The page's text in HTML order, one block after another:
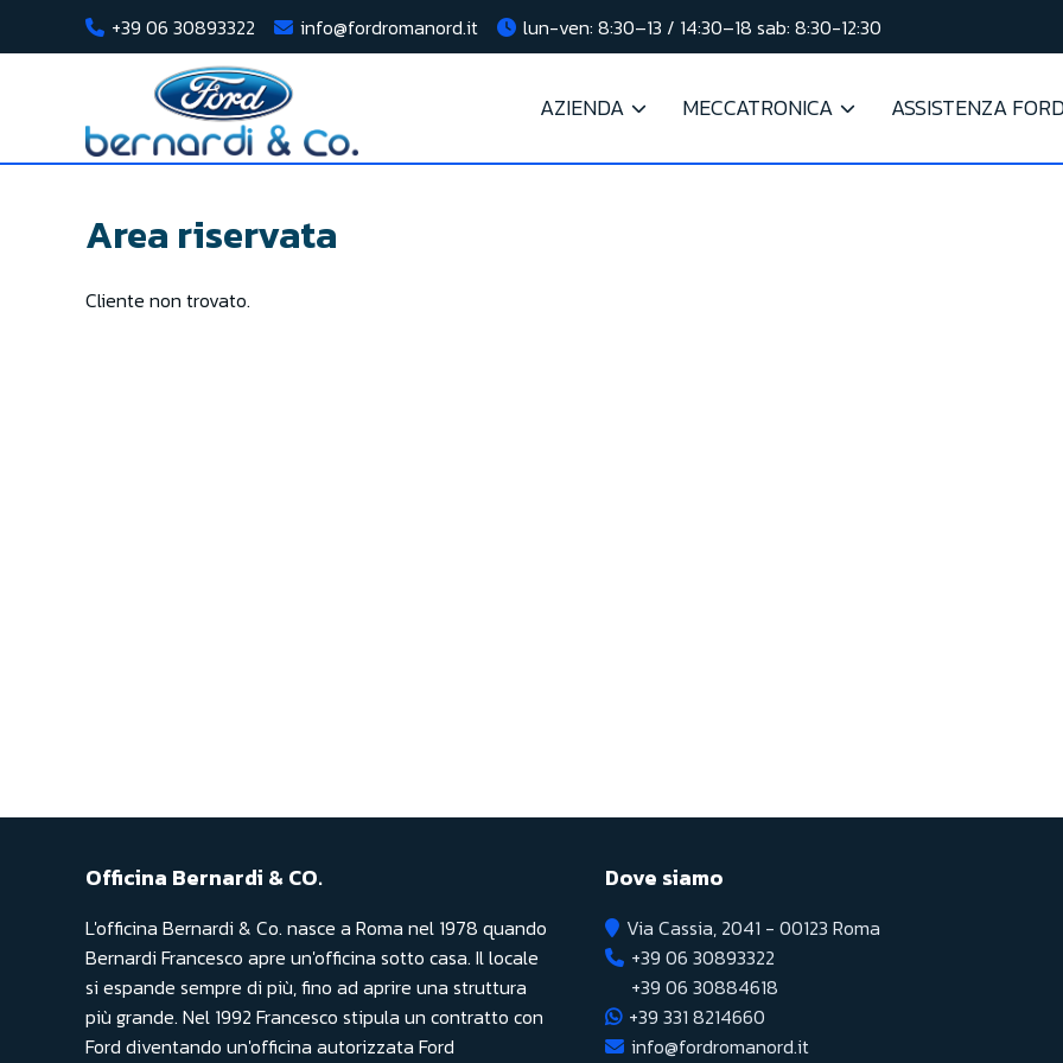
+39 06 30893322 info@fordromanord.it lun-ven: 8:30–13 / 14:30–18 sab: 8:30-12:30
AZIENDA MECCATRONICA ASSISTENZA
Area riservata
Cliente non trovato.
Officina Bernardi & CO.
L'officina Bernardi & Co. nasce a Roma nel 1978 quando
Bernardi Francesco apre un'officina sotto casa. Il locale
si espande sempre di più, fino ad aprire una struttura
più grande. Nel 1992 Francesco stipula un contratto con
Ford diventando un'officina autorizzata Ford
Dove siamo
Via Cassia, 2041 - 00123 Roma
+39 06 30893322
+39 06 30884618
+39 331 8214660
info@fordromanord.it